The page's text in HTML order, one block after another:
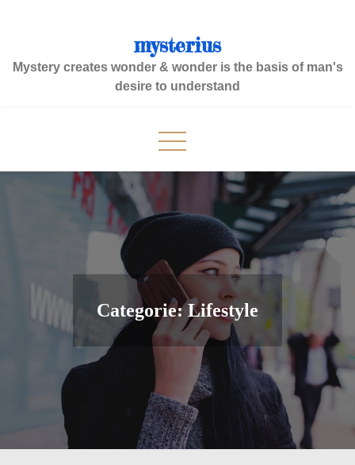
mysterius
Mystery creates wonder & wonder is the basis of man's
desire to understand
Categorie:Lifestyle